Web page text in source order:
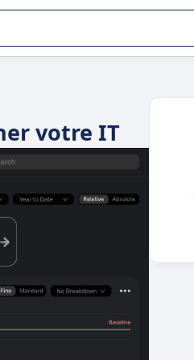
votre IT